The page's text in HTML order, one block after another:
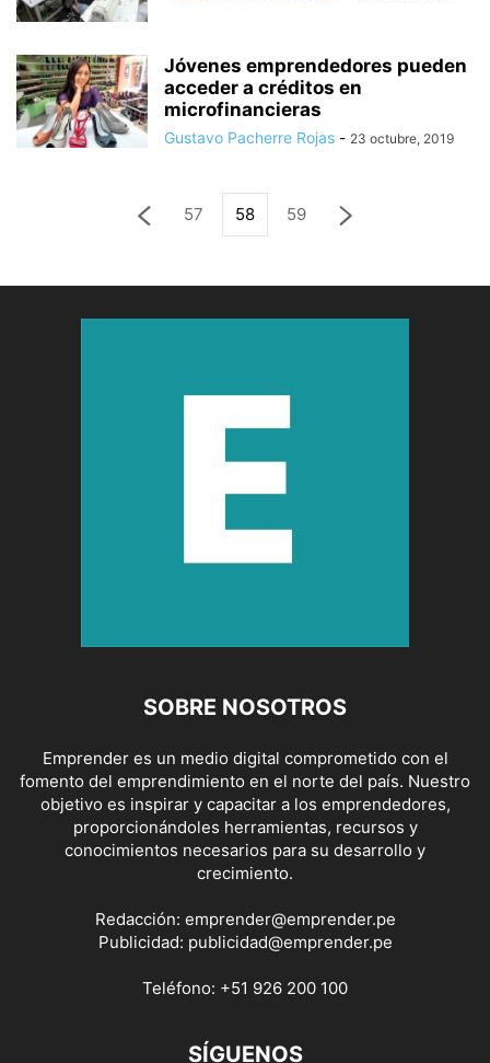
Jóvenes emprendedores pueden
acceder a créditos en
microfinancieras
Gustavo Pacherre Rojas - 23 octubre, 2019
57 58 59
SOBRE NOSOTROS
Emprender es un medio digital comprometido con el
fomento del emprendimiento en el norte del país. Nuestro
objetivo es inspirar y capacitar a los emprendedores,
proporcionándoles herramientas, recursos y
conocimientos necesarios para su desarrollo y
crecimiento.
Redacción: emprender@emprender.pe
Publicidad: publicidad@emprender.pe
Teléfono: +51 926 200 100
SÍGUENOS